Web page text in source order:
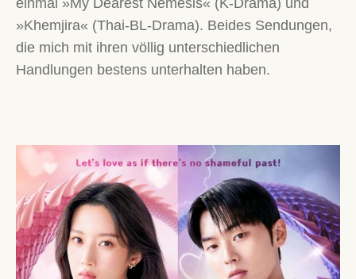
»Khemjira« (Thai-BL-Drama). Beides Sendungen,
die mich mit ihren völlig unterschiedlichen
Handlungen bestens unterhalten haben.